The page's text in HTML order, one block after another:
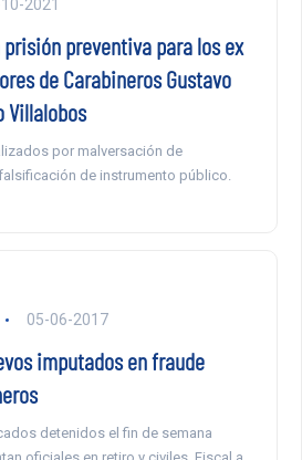
2021
preventiva para los ex
de Carabineros Gustavo
Villalobos
por malversación de
de instrumento público.
05-06-2017
imputados en fraude
detenidos el fin de semana